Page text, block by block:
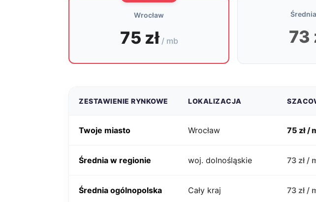
Wrocław
75 zł / mb 73
ZESTAWIENIE RYNKOWE LOKALIZACJA
Twoje miasto Wrocław 75 zł /
Średnia w regionie woj. dolnośląskie 73 zł /
Średnia ogólnopolska Cały kraj 73 zł /